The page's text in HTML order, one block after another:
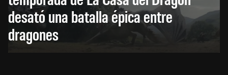
desató una batalla épica entre
dragones